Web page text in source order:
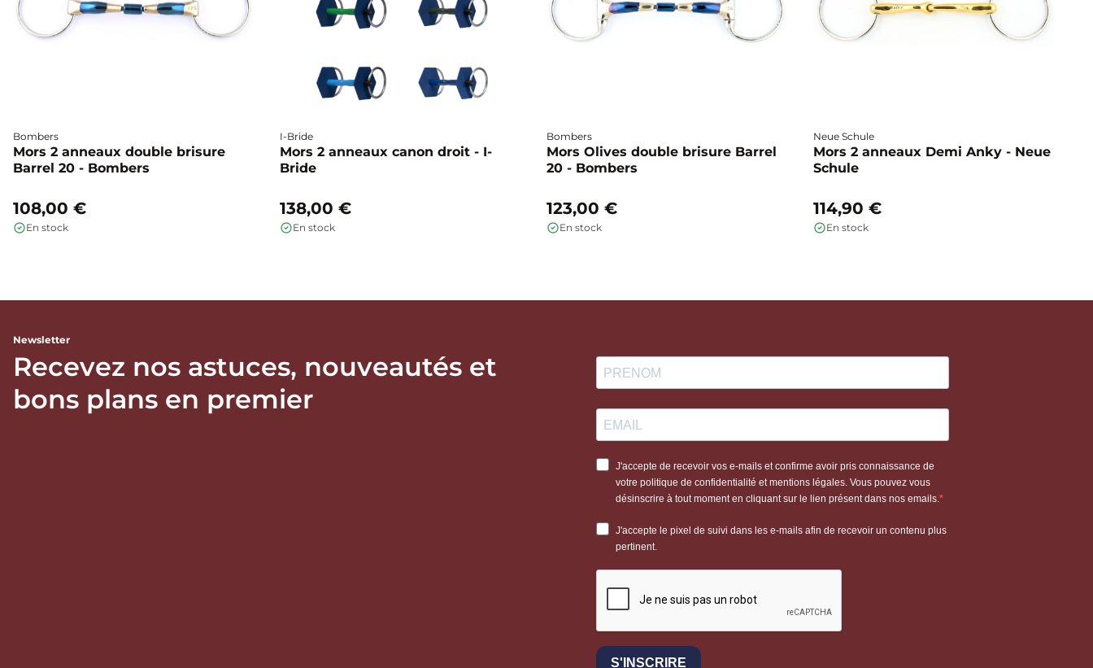
Bombers
Mors 2 anneaux double brisure
Barrel 20 - Bombers
108,00 €
En stock
I-Bride
Mors 2 anneaux canon droit - I-
Bride
138,00 €
En stock
Bombers
Mors Olives double brisure Barrel
20 - Bombers
123,00 €
En stock
Neue Schule
Mors 2 anneaux Demi Anky - Neue
Schule
114,90 €
En stock
Newsletter
Recevez nos astuces, nouveautés et
bons plans en premier